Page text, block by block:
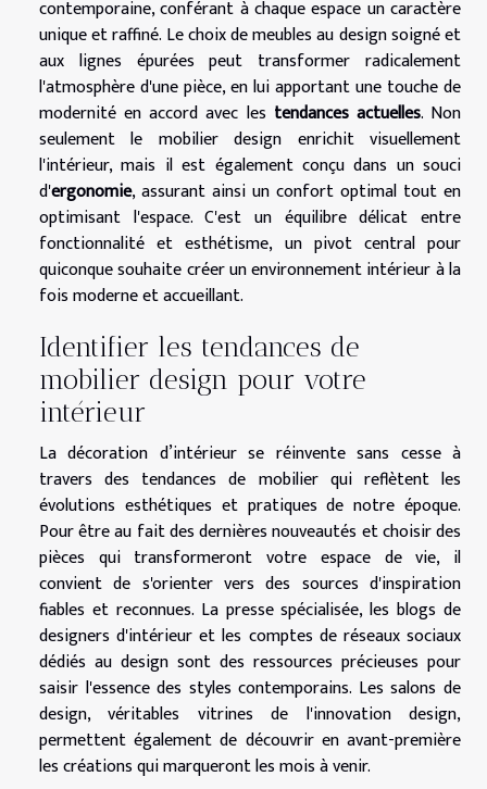
contemporaine, conférant à chaque espace un caractère
unique et raffiné. Le choix de meubles au design soigné et
aux lignes épurées peut transformer radicalement
l'atmosphère d'une pièce, en lui apportant une touche de
modernité en accord avec les tendances actuelles. Non
seulement le mobilier design enrichit visuellement
l'intérieur, mais il est également conçu dans un souci
d'ergonomie, assurant ainsi un confort optimal tout en
optimisant l'espace. C'est un équilibre délicat entre
fonctionnalité et esthétisme, un pivot central pour
quiconque souhaite créer un environnement intérieur à la
fois moderne et accueillant.
Identifier les tendances de
mobilier design pour votre
intérieur
La décoration d’intérieur se réinvente sans cesse à
travers des tendances de mobilier qui reflètent les
évolutions esthétiques et pratiques de notre époque.
Pour être au fait des dernières nouveautés et choisir des
pièces qui transformeront votre espace de vie, il
convient de s'orienter vers des sources d'inspiration
fiables et reconnues. La presse spécialisée, les blogs de
designers d'intérieur et les comptes de réseaux sociaux
dédiés au design sont des ressources précieuses pour
saisir l'essence des styles contemporains. Les salons de
design, véritables vitrines de l'innovation design,
permettent également de découvrir en avant-première
les créations qui marqueront les mois à venir.